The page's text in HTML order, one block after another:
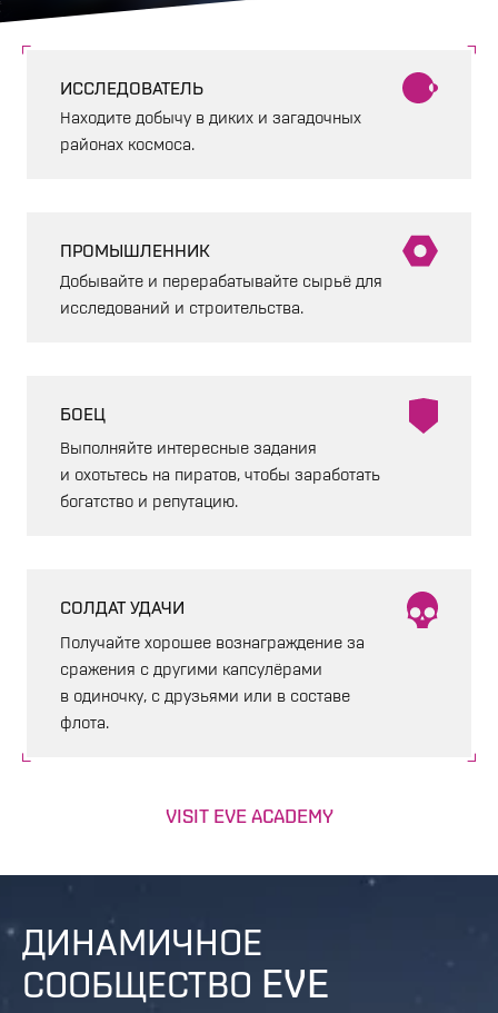
ИССЛЕДОВАТЕЛЬ
Находите добычу в диких и загадочных
районах космоса.
ПРОМЫШЛЕННИК
Добывайте и перерабатывайте сырьё для
исследований и строительства.
БОЕЦ
Выполняйте интересные задания
и охотьтесь на пиратов, чтобы заработать
богатство и репутацию.
СОЛДАТ УДАЧИ
Получайте хорошее вознаграждение за
сражения с другими капсулёрами
в одиночку, с друзьями или в составе
флота.
VISIT EVE ACADEMY
ДИНАМИЧНОЕ
СООБЩЕСТВО EVE